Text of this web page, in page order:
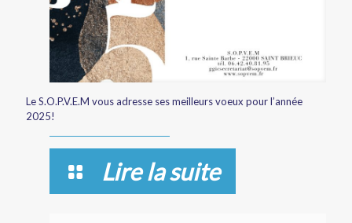
Le S.O.P.V.E.M vous adresse ses meilleurs voeux pour l’année
2025!
Lire la suite